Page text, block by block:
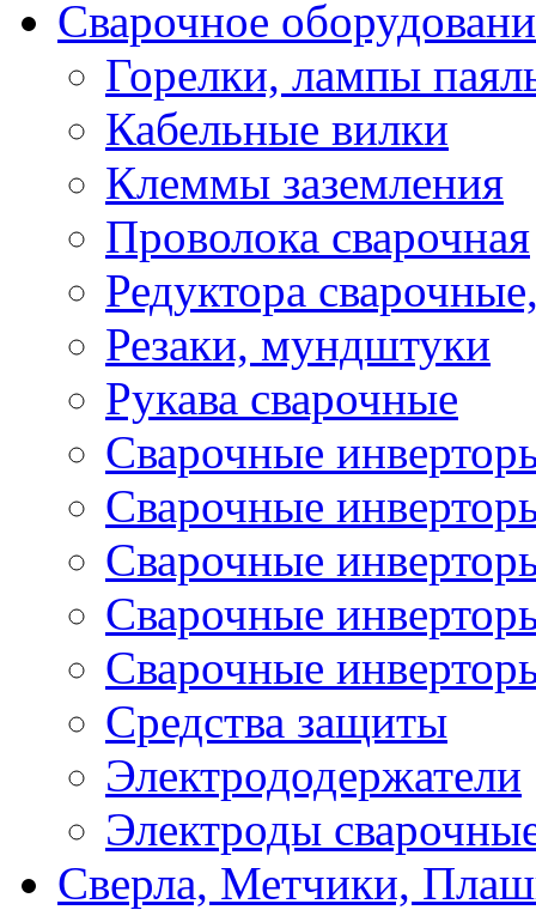
Сварочное
Горелки, лампы
Кабельные вилки
Клеммы заземления
Проволока сварочная
Редуктора
Резаки, мундштуки
Рукава сварочные
Сварочные
Сварочные
Сварочные
Сварочные
Сварочные
Средства защиты
Электрододержатели
Электроды
Сверла, Метчики,